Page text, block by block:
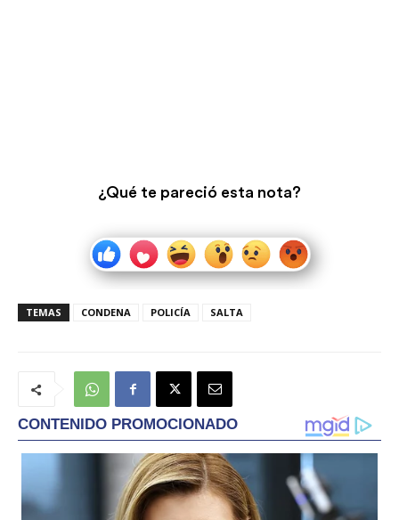
¿Qué te pareció esta nota?
TEMAS CONDENA POLICÍA SALTA